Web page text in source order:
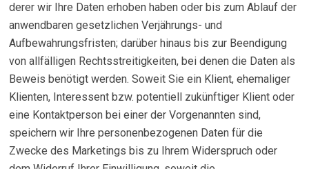
derer wir Ihre Daten erhoben haben oder bis zum Ablauf der
anwendbaren gesetzlichen Verjährungs- und
Aufbewahrungsfristen; darüber hinaus bis zur Beendigung
von allfälligen Rechtsstreitigkeiten, bei denen die Daten als
Beweis benötigt werden. Soweit Sie ein Klient, ehemaliger
Klienten, Interessent bzw. potentiell zukünftiger Klient oder
eine Kontaktperson bei einer der Vorgenannten sind,
speichern wir Ihre personenbezogenen Daten für die
Zwecke des Marketings bis zu Ihrem Widerspruch oder